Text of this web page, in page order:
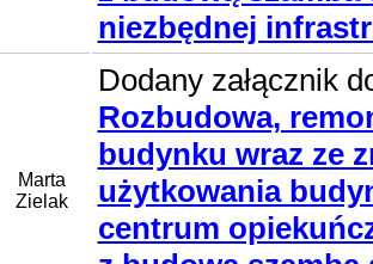
niezbędnej
Marta
Zielak
Dodany załącznik
Rozbudowa,
budynku wraz ze
użytkowania
centrum